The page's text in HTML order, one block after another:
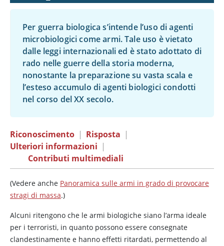
Per guerra biologica s’intende l’uso di agenti
microbiologici come armi. Tale uso è vietato
dalle leggi internazionali ed è stato adottato di
rado nelle guerre della storia moderna,
nonostante la preparazione su vasta scala e
l’esteso accumulo di agenti biologici condotti
nel corso del XX secolo.
Riconoscimento | Risposta |
Ulteriori informazioni |
Contributi multimediali
(Vedere anche Panoramica sulle armi in grado di provocare
stragi di massa.)
Alcuni ritengono che le armi biologiche siano l’arma ideale
per i terroristi, in quanto possono essere consegnate
clandestinamente e hanno effetti ritardati, permettendo al